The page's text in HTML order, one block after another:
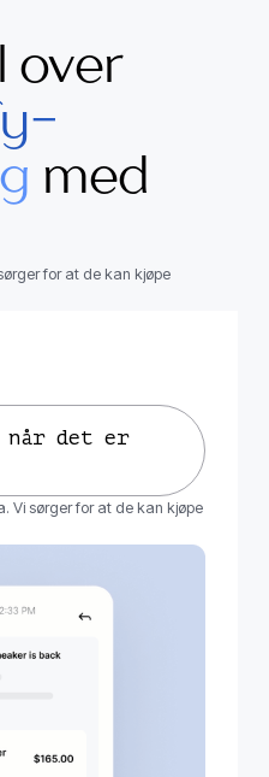
over
med
for at de kan kjøpe
når det er
Vi sørger for at de kan kjøpe